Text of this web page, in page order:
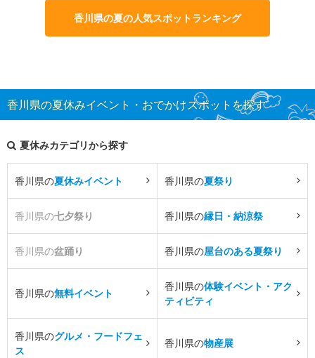
香川県の夏の人気スポットランキング
香川県の夏休みイベント・おでかけスポットを探す
夏休みカテゴリから探す
香川県の夏休みイベント 香川県の夏祭り
香川県の七夕祭り 香川県の縁日・納涼祭
香川県の盆踊り 香川県の屋台のある夏祭り
香川県の無料イベント
香川県の体験イベント・アク
ティビティ
香川県のグルメ・フードフェ
ス
香川県の物産展